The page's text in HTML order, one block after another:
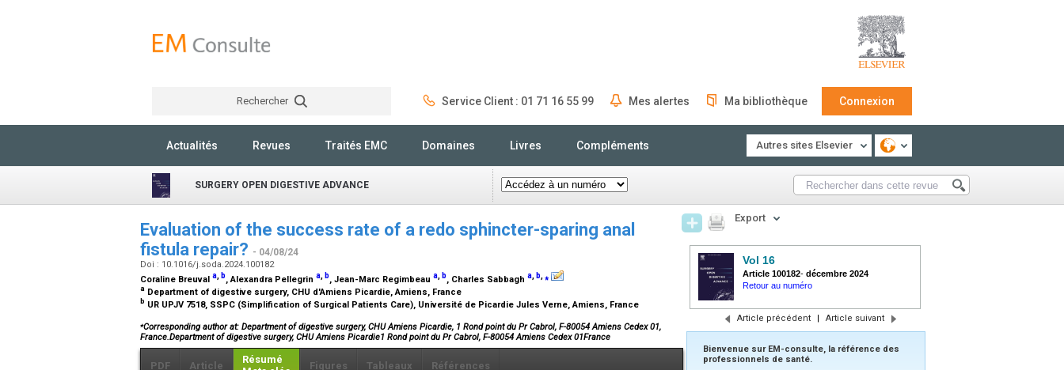
Rechercher Service Client : 01 71 16 55 99 Mes alertes Ma bibliothèque Connexion
Actualités Revues Traités EMC Domaines Livres Compléments Autres sites Elsevier
SURGERY OPEN DIGESTIVE ADVANCE
Evaluation of the success rate of a redo sphincter-sparing anal
fistula repair? - 04/08/24
Doi : 10.1016/j.soda.2024.100182
Coraline Breuval a, b, Alexandra Pellegrin a, b, Jean-Marc Regimbeau a, b, Charles Sabbagh a, b,⁎
a Department of digestive surgery, CHU d'Amiens Picardie, Amiens, France
b UR UPJV 7518, SSPC (Simplification of Surgical Patients Care), Université de Picardie Jules Verne, Amiens, France
⁎Corresponding author at: Department of digestive surgery, CHU Amiens Picardie, 1 Rond point du Pr Cabrol, F-80054 Amiens Cedex 01,
France.Department of digestive surgery, CHU Amiens Picardie1 Rond point du Pr Cabrol, F-80054 Amiens Cedex 01France
PDF Article
Résumé
Figures Tableaux Références
Export
Vol 16
Article 100182- décembre 2024
Retour au numéro
Article précédent | Article suivant
Bienvenue sur EM-consulte, la référence des
professionnels de santé.